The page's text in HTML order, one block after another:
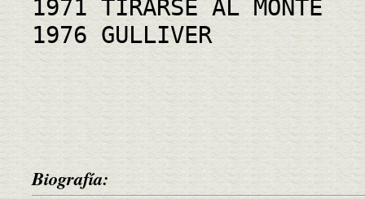
1971 TIRARSE AL MONTE
1976 GULLIVER
Biografía: